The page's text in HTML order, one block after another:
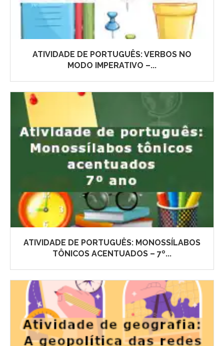
ATIVIDADE DE PORTUGUÊS: VERBOS NO
MODO IMPERATIVO –...
ATIVIDADE DE PORTUGUÊS: MONOSSÍLABOS
TÔNICOS ACENTUADOS – 7º...